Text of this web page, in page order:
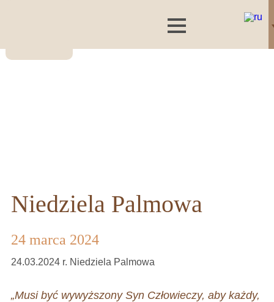
Niedziela Palmowa
24 marca 2024
24.03.2024 r. Niedziela Palmowa
„Musi być wywyższony Syn Człowieczy, aby każdy,